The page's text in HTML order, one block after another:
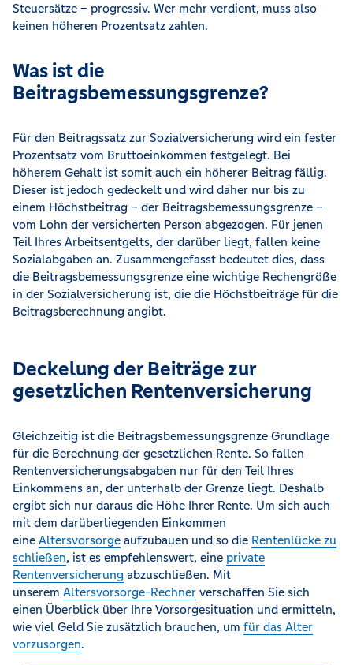
Steuersätze – progressiv. Wer mehr verdient, muss also
keinen höheren Prozentsatz zahlen.
Was ist die
Beitragsbemessungsgrenze?
Für den Beitragssatz zur Sozialversicherung wird ein fester
Prozentsatz vom Bruttoeinkommen festgelegt. Bei
höherem Gehalt ist somit auch ein höherer Beitrag fällig.
Dieser ist jedoch gedeckelt und wird daher nur bis zu
einem Höchstbeitrag – der Beitragsbemessungsgrenze –
vom Lohn der versicherten Person abgezogen. Für jenen
Teil Ihres Arbeitsentgelts, der darüber liegt, fallen keine
Sozialabgaben an. Zusammengefasst bedeutet dies, dass
die Beitragsbemessungsgrenze eine wichtige Rechengröße
in der Sozialversicherung ist, die die Höchstbeiträge für die
Beitragsberechnung angibt.
Deckelung der Beiträge zur
gesetzlichen Rentenversicherung
Gleichzeitig ist die Beitragsbemessungsgrenze Grundlage
für die Berechnung der gesetzlichen Rente. So fallen
Rentenversicherungsabgaben nur für den Teil Ihres
Einkommens an, der unterhalb der Grenze liegt. Deshalb
ergibt sich nur daraus die Höhe Ihrer Rente. Um sich auch
mit dem darüberliegenden Einkommen
eine Altersvorsorge aufzubauen und so die Rentenlücke zu
schließen, ist es empfehlenswert, eine private
Rentenversicherung abzuschließen. Mit
unserem Altersvorsorge-Rechner verschaffen Sie sich
einen Überblick über Ihre Vorsorgesituation und ermitteln,
wie viel Geld Sie zusätzlich brauchen, um für das Alter
vorzusorgen.